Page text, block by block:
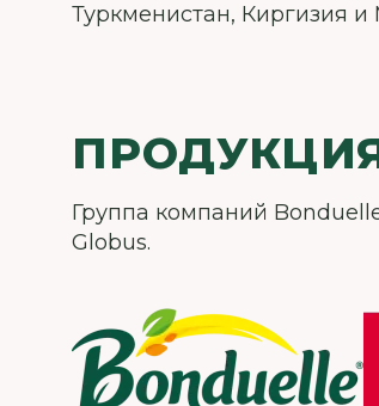
Туркменистан, Киргизия и
Группа компаний
Globus.